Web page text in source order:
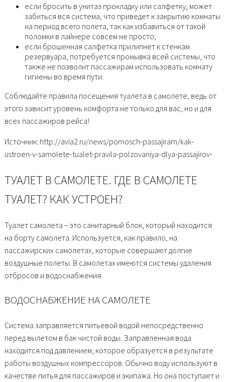
если бросить в унитаз прокладку или салфетку, может
забиться вся система, что приведет к закрытию комнаты
на период всего полета, так как избавиться от такой
поломки в лайнере совсем не просто;
если брошенная салфетка прилипнет к стенкам
резервуара, потребуется промывка всей системы, что
также не позволит пассажирам использовать комнату
гигиены во время пути.
Соблюдайте правила посещения туалета в самолете, ведь от
этого зависит уровень комфорта не только для вас, но и для
всех пассажиров рейса!
Источник: http://avia2.ru/news/pomosch-passajiram/kak-
ustroen-v-samolete-tualet-pravila-polzovaniya-dlya-passajirov-
ТУАЛЕТ В САМОЛЕТЕ. ГДЕ В САМОЛЕТЕ
ТУАЛЕТ? КАК УСТРОЕН?
Туалет самолета – это санитарный блок, который находится
на борту самолета. Используется, как правило, на
пассажирских самолетах, которые совершают долгие
воздушные полеты. В самолетах имеются системы удаления
отбросов и водоснабжения.
ВОДОСНАБЖЕНИЕ НА САМОЛЕТЕ
Система заправляется питьевой водой непосредственно
перед вылетом в бак чистой воды. Заправленная вода
находится под давлением, которое образуется в результате
работы воздушных компрессоров. Обычно воду используют в
качестве питья для пассажиров и экипажа. Но она поступает и